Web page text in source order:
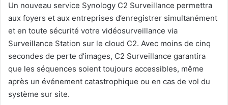
Un nouveau service Synology C2 Surveillance permettra
aux foyers et aux entreprises d’enregistrer simultanément
et en toute sécurité votre vidéosurveillance via
Surveillance Station sur le cloud C2. Avec moins de cinq
secondes de perte d’images, C2 Surveillance garantira
que les séquences soient toujours accessibles, même
après un événement catastrophique ou en cas de vol du
système sur site.